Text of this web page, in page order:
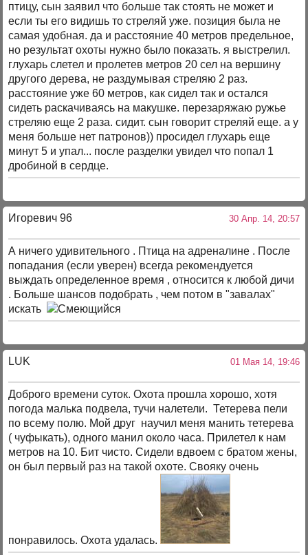
птицу, сын заявил что больше так стоять не может и
если ты его видишь то стреляй уже. позиция была не
самая удобная. да и расстояние 40 метров предельное,
но результат охоты нужно было показать. я выстрелил.
глухарь слетел и пролетев метров 20 сел на вершину
другого дерева, не раздумывая стреляю 2 раз.
расстояние уже 60 метров, как сидел так и остался
сидеть раскачиваясь на макушке. перезаряжаю ружье
стреляю еще 2 раза. сидит. сын говорит стреляй еще. а у
меня больше нет патронов)) просидел глухарь еще
минут 5 и упал... после разделки увидел что попал 1
дробиной в сердце.
Игоревич 96 30 Апр. 14, 20:57
А ничего удивительного . Птица на адреналине . После
попадания (если уверен) всегда рекомендуется
выждать определенное время , относится к любой дичи
. Больше шансов подобрать , чем потом в "завалах"
искать
LUK 01 Мая 14, 19:46
Доброго времени суток. Охота прошла хорошо, хотя
погода малька подвела, тучи налетели. Тетерева пели
по всему полю. Мой друг научил меня манить тетерева
( чуфыкать), одного манил около часа. Прилетел к нам
метров на 10. Бит чисто. Сидели вдвоем с братом жены,
он был первый раз на такой охоте. Свояку очень
понравилось. Охота удалась.